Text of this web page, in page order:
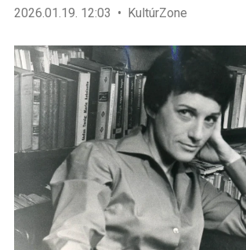
2026.01.19. 12:03 KultúrZone